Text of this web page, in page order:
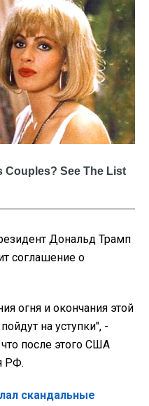
Дональд Трамп
соглашение о
огня и окончания этой
на уступки", -
после этого США
РФ.
скандальные